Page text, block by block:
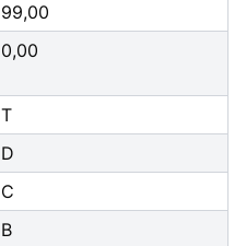
99,00
0,00
T
D
C
B